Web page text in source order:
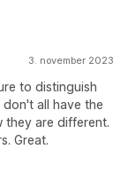
3. november 2023
to distinguish
all have the
they are different.
Great.